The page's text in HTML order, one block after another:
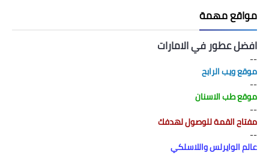
مواقع مهمة
افضل عطور في الامارات
--
موقع ويب الرابح
--
موقع طب الاسنان
--
مفتاح القمة للوصول لهدفك
--
عالم الوايرلس واللاسلكي